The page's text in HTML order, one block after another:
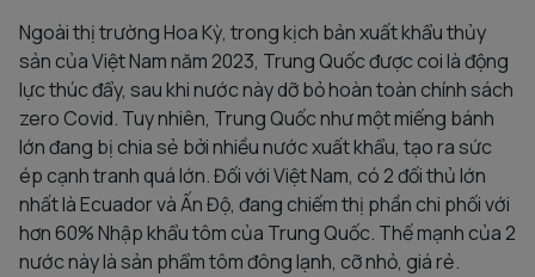
Ngoài thị trường Hoa Kỳ, trong kịch bản xuất khẩu thủy
sản của Việt Nam năm 2023, Trung Quốc được coi là động
lực thúc đẩy, sau khi nước này dỡ bỏ hoàn toàn chính sách
zero Covid. Tuy nhiên, Trung Quốc như một miếng bánh
lớn đang bị chia sẻ bởi nhiều nước xuất khẩu, tạo ra sức
ép cạnh tranh quá lớn. Đối với Việt Nam, có 2 đối thủ lớn
nhất là Ecuador và Ấn Độ, đang chiếm thị phần chi phối với
hơn 60% Nhập khẩu tôm của Trung Quốc. Thế mạnh của 2
nước này là sản phẩm tôm đông lạnh, cỡ nhỏ, giá rẻ.